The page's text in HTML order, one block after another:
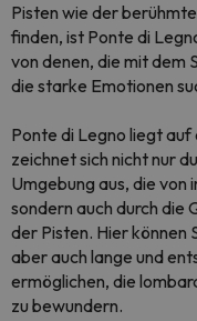
Pisten wie der
finden, ist Ponte di
von denen, die mit dem
die starke Emotionen
Ponte di Legno liegt auf
zeichnet sich nicht nur
Umgebung aus, die von
sondern auch durch die
der Pisten. Hier können
aber auch lange und
ermöglichen, die
zu bewundern.